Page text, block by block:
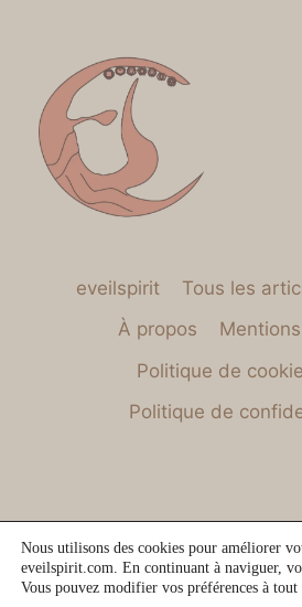
eveilspirit Tous les
À propos
Politique de
Politique de
Copyright 2026.
Nous utilisons des cookies pour améliorer
eveilspirit.com. En continuant à naviguer,
Vous pouvez modifier vos préférences à tout